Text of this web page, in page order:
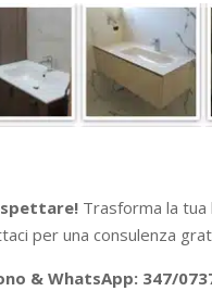
Trasforma la tua
per una consulenza
& WhatsApp: 347/